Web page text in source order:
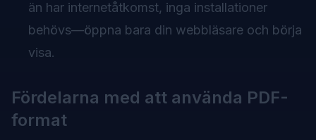
än har internetåtkomst, inga installationer
behövs—öppna bara din webbläsare och börja
visa.
Fördelarna med att använda PDF-
format